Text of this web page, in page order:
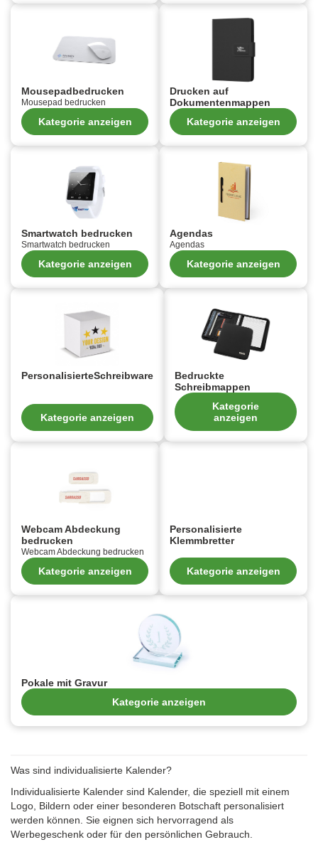
Mousepadbedrucken
Mousepad bedrucken
Kategorie anzeigen
Drucken auf
Dokumentenmappen
Kategorie anzeigen
Smartwatch bedrucken
Smartwatch bedrucken
Kategorie anzeigen
Agendas
Agendas
Kategorie anzeigen
PersonalisierteSchreibware
Kategorie anzeigen
Bedruckte
Schreibmappen
Kategorie
anzeigen
Webcam Abdeckung
bedrucken
Webcam Abdeckung bedrucken
Kategorie anzeigen
Personalisierte
Klemmbretter
Kategorie anzeigen
Pokale mit Gravur
Kategorie anzeigen
Was sind individualisierte Kalender?
Individualisierte Kalender sind Kalender, die speziell mit einem
Logo, Bildern oder einer besonderen Botschaft personalisiert
werden können. Sie eignen sich hervorragend als
Werbegeschenk oder für den persönlichen Gebrauch.